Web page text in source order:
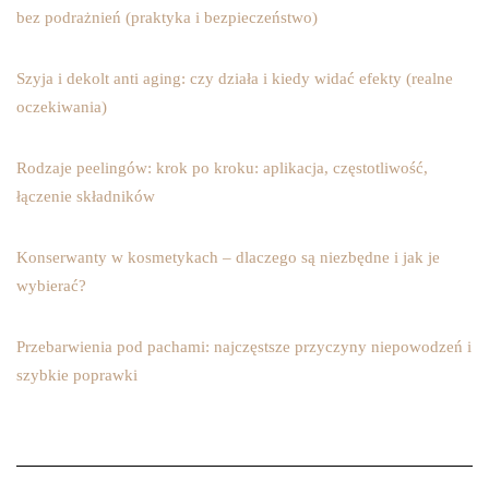
bez podrażnień (praktyka i bezpieczeństwo)
Szyja i dekolt anti aging: czy działa i kiedy widać efekty (realne
oczekiwania)
Rodzaje peelingów: krok po kroku: aplikacja, częstotliwość,
łączenie składników
Konserwanty w kosmetykach – dlaczego są niezbędne i jak je
wybierać?
Przebarwienia pod pachami: najczęstsze przyczyny niepowodzeń i
szybkie poprawki